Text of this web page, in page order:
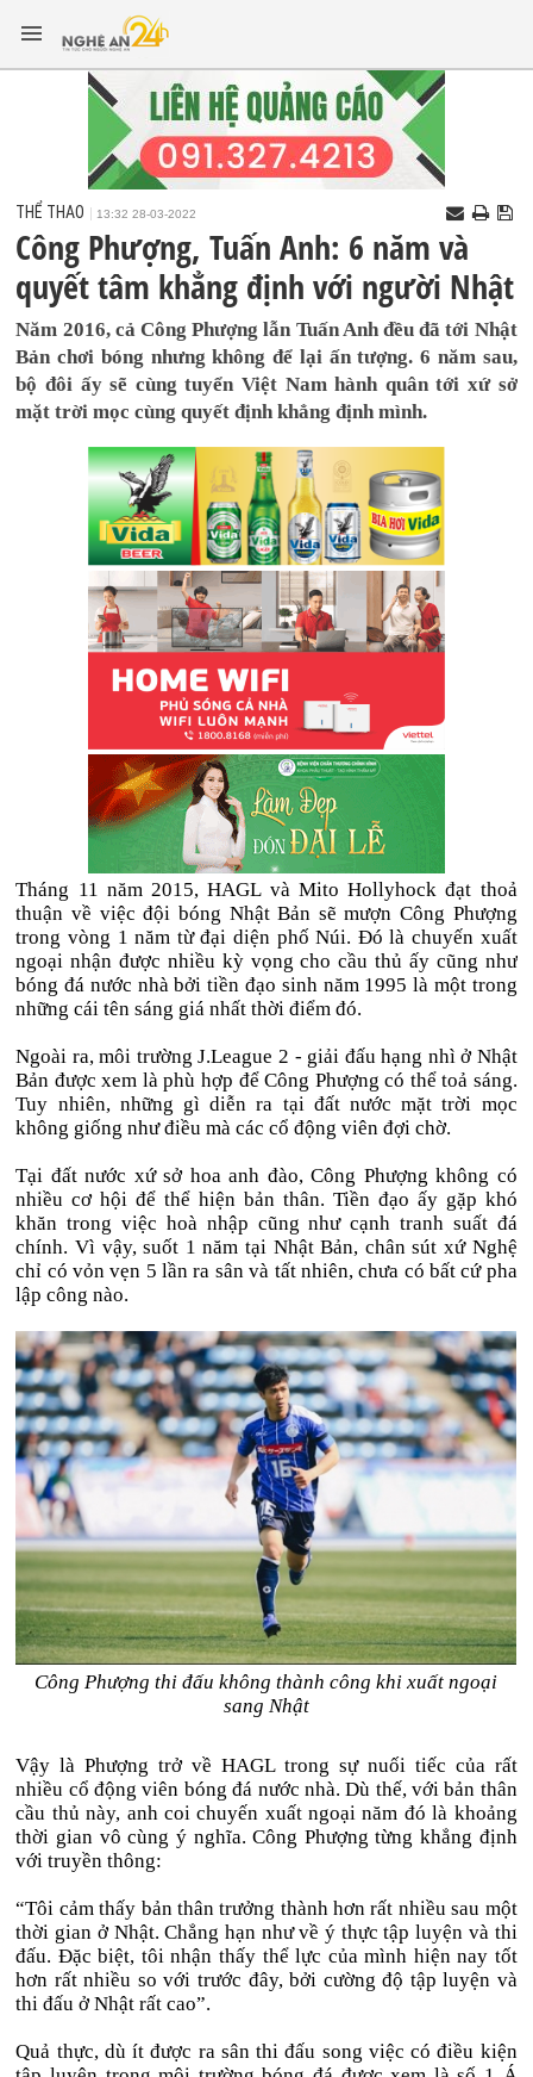
THỂ THAO 13:32 28-03-2022
Công Phượng, Tuấn Anh: 6 năm và
quyết tâm khẳng định với người Nhật
Năm 2016, cả Công Phượng lẫn Tuấn Anh đều đã tới Nhật
Bản chơi bóng nhưng không để lại ấn tượng. 6 năm sau,
bộ đôi ấy sẽ cùng tuyển Việt Nam hành quân tới xứ sở
mặt trời mọc cùng quyết định khẳng định mình.
Tháng 11 năm 2015, HAGL và Mito Hollyhock đạt thoả
thuận về việc đội bóng Nhật Bản sẽ mượn Công Phượng
trong vòng 1 năm từ đại diện phố Núi. Đó là chuyến xuất
ngoại nhận được nhiều kỳ vọng cho cầu thủ ấy cũng như
bóng đá nước nhà bởi tiền đạo sinh năm 1995 là một trong
những cái tên sáng giá nhất thời điểm đó.
Ngoài ra, môi trường J.League 2 - giải đấu hạng nhì ở Nhật
Bản được xem là phù hợp để Công Phượng có thể toả sáng.
Tuy nhiên, những gì diễn ra tại đất nước mặt trời mọc
không giống như điều mà các cổ động viên đợi chờ.
Tại đất nước xứ sở hoa anh đào, Công Phượng không có
nhiều cơ hội để thể hiện bản thân. Tiền đạo ấy gặp khó
khăn trong việc hoà nhập cũng như cạnh tranh suất đá
chính. Vì vậy, suốt 1 năm tại Nhật Bản, chân sút xứ Nghệ
chỉ có vỏn vẹn 5 lần ra sân và tất nhiên, chưa có bất cứ pha
lập công nào.
Công Phượng thi đấu không thành công khi xuất ngoại
sang Nhật
Vậy là Phượng trở về HAGL trong sự nuối tiếc của rất
nhiều cổ động viên bóng đá nước nhà. Dù thế, với bản thân
cầu thủ này, anh coi chuyến xuất ngoại năm đó là khoảng
thời gian vô cùng ý nghĩa. Công Phượng từng khẳng định
với truyền thông:
“Tôi cảm thấy bản thân trưởng thành hơn rất nhiều sau một
thời gian ở Nhật. Chẳng hạn như về ý thực tập luyện và thi
đấu. Đặc biệt, tôi nhận thấy thể lực của mình hiện nay tốt
hơn rất nhiều so với trước đây, bởi cường độ tập luyện và
thi đấu ở Nhật rất cao”.
Quả thực, dù ít được ra sân thi đấu song việc có điều kiện